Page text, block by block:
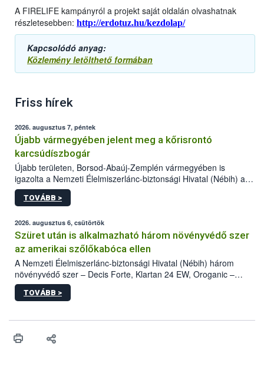
A FIRELIFE kampányról a projekt saját oldalán olvashatnak
részletesebben: http://erdotuz.hu/kezdolap/
Kapcsolódó anyag:
Közlemény letölthető formában
Friss hírek
2026. augusztus 7, péntek
Újabb vármegyében jelent meg a kőrisrontó
karcsúdíszbogár
Újabb területen, Borsod-Abaúj-Zemplén vármegyében is
igazolta a Nemzeti Élelmiszerlánc-biztonsági Hivatal (Nébih) a
kőrisrontó karcsúdíszbogár (Agrilus planipennis) jelenlétét. A
kártevőt nem csak színcsapdában találták meg, de már fertőzött
az intenzív felderítést, emellett az intézkedéseket a szlovák
hatósággal is összehangolják a terjedés megállítása érdekében.
TOVÁBB >
2026. augusztus 6, csütörtök
Szüret után is alkalmazható három növényvédő szer
az amerikai szőlőkabóca ellen
A Nemzeti Élelmiszerlánc-biztonsági Hivatal (Nébih) három
növényvédő szer – Decis Forte, Klartan 24 EW, Oroganic –
engedélyokiratát módosította, így azok a szüretet követően,
egészen a vesszőérettség (BBCH 91) stádiumáig
érésű szőlőkben is legyen lehetőség a károsító elleni további
felhasználók számára is elérhető és ökológiai termesztésben is
TOVÁBB >